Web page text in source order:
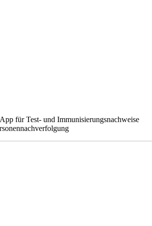
für Test- und Immunisierungsnachweise